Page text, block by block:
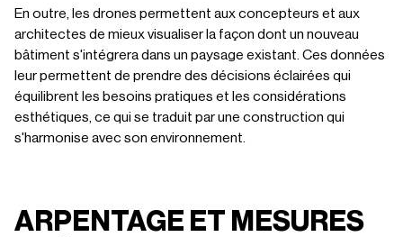
En outre, les drones permettent aux concepteurs et aux
architectes de mieux visualiser la façon dont un nouveau
bâtiment s'intégrera dans un paysage existant. Ces données
leur permettent de prendre des décisions éclairées qui
équilibrent les besoins pratiques et les considérations
esthétiques, ce qui se traduit par une construction qui
s'harmonise avec son environnement.
ARPENTAGE ET MESURES